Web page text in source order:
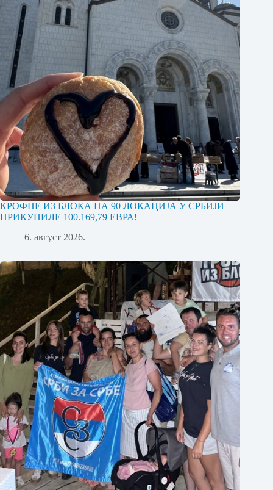
КРОФНЕ ИЗ БЛОКА НА 90 ЛОКАЦИЈА У СРБИЈИ
ПРИКУПИЛЕ 100.169,79 ЕВРА!
6. август 2026.